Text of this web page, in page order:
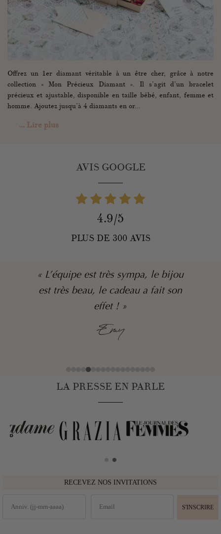
Offrez un 1er diamant véritable à un être cher, grâce à notre
collection « Mon Précieux Diamant ». Il s’agit d’un bracelet
précieux et ajustable, disponible en taille bébé, enfant, femme et
homme. Ajoutez jusqu’à 4 diamants en or...
... Lire plus
AVIS GOOGLE
4.9/5
PLUS DE 300 AVIS
« L’équipe est très sympa, le bijou
est très beau, le cadeau a fait son
effet ! »
Emy
LA PRESSE EN PARLE
RECEVEZ NOS INVITATIONS
S'INSCRIRE